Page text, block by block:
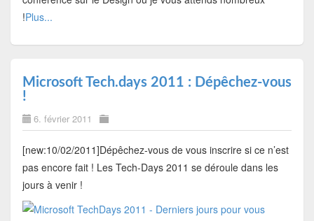
!Plus...
Microsoft Tech.days 2011 : Dépêchez-vous
!
6. février 2011
[new:10/02/2011]Dépêchez-vous de vous inscrire si ce n’est
pas encore fait ! Les Tech-Days 2011 se déroule dans les
jours à venir !